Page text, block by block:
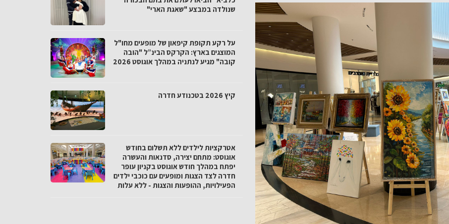
שנולדה במבצע "שאגת הארי"
על רקע תקופת קיפאון של מופעים מחו"ל
המוצגים בארץ: הקרקס הבינ”ל "הובה
קובה" מגיע לנתניה במהלך אוגוסט 2026
קיץ 2026 בטכנודע חדרה
אטרקציות לילדים ללא תשלום בחודש
אוגוסט: מתחם יצירה, סדנאות והעשרה
יפתח במהלך חודש אוגוסט בקניון עופר
חדרה לצד הצגות ומופעים עם כוכבי ילדים
הפעילויות, ההופעות והצגות - ללא עלות